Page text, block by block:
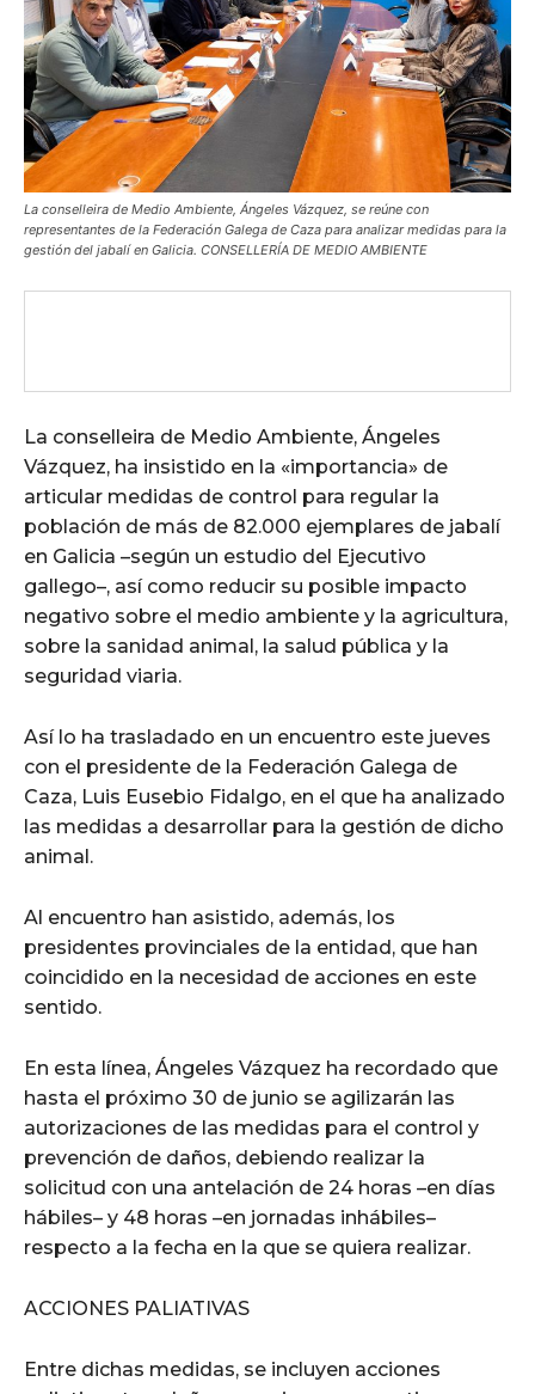
La conselleira de Medio Ambiente, Ángeles Vázquez, se reúne con
representantes de la Federación Galega de Caza para analizar medidas para la
gestión del jabalí en Galicia. CONSELLERÍA DE MEDIO AMBIENTE
La conselleira de Medio Ambiente, Ángeles
Vázquez, ha insistido en la «importancia» de
articular medidas de control para regular la
población de más de 82.000 ejemplares de jabalí
en Galicia –según un estudio del Ejecutivo
gallego–, así como reducir su posible impacto
negativo sobre el medio ambiente y la agricultura,
sobre la sanidad animal, la salud pública y la
seguridad viaria.
Así lo ha trasladado en un encuentro este jueves
con el presidente de la Federación Galega de
Caza, Luis Eusebio Fidalgo, en el que ha analizado
las medidas a desarrollar para la gestión de dicho
animal.
Al encuentro han asistido, además, los
presidentes provinciales de la entidad, que han
coincidido en la necesidad de acciones en este
sentido.
En esta línea, Ángeles Vázquez ha recordado que
hasta el próximo 30 de junio se agilizarán las
autorizaciones de las medidas para el control y
prevención de daños, debiendo realizar la
solicitud con una antelación de 24 horas –en días
hábiles– y 48 horas –en jornadas inhábiles–
respecto a la fecha en la que se quiera realizar.
ACCIONES PALIATIVAS
Entre dichas medidas, se incluyen acciones